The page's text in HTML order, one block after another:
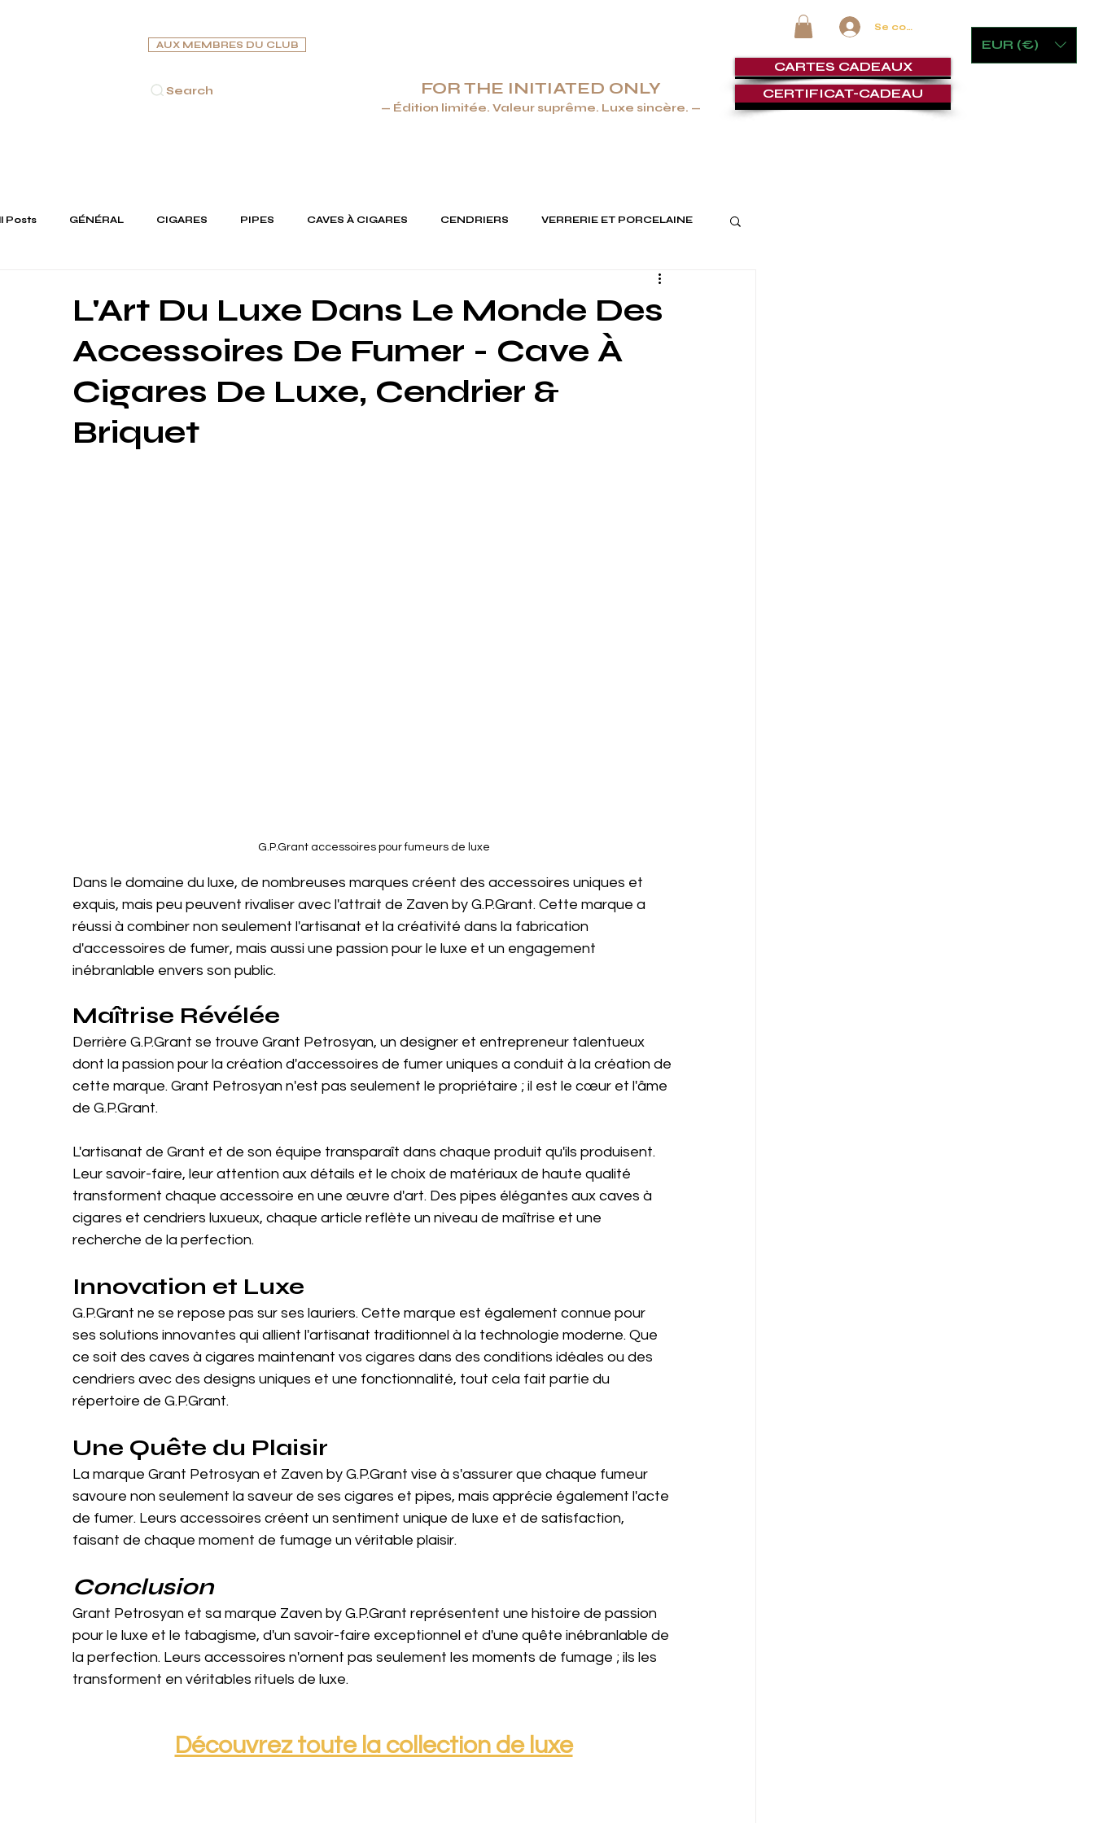
AUX MEMBRES DU CLUB
Search FOR THE INITIATED ONLY
— Édition limitée. Valeur suprême. Luxe sincère. —
Se connecter
CARTES CADEAUX
CERTIFICAT-CADEAU
EUR (€)
Posts GÉNÉRAL CIGARES PIPES CAVES À CIGARES CENDRIERS VERRERIE ET PORCELAINE
L'Art Du Luxe Dans Le Monde Des
Accessoires De Fumer - Cave À
Cigares De Luxe, Cendrier &
Briquet
G.P.Grant accessoires pour fumeurs de luxe
Dans le domaine du luxe, de nombreuses marques créent des accessoires uniques et
exquis, mais peu peuvent rivaliser avec l'attrait de Zaven by G.P.Grant. Cette marque a
réussi à combiner non seulement l'artisanat et la créativité dans la fabrication
d'accessoires de fumer, mais aussi une passion pour le luxe et un engagement
inébranlable envers son public.
Maîtrise Révélée
Derrière G.P.Grant se trouve Grant Petrosyan, un designer et entrepreneur talentueux
dont la passion pour la création d'accessoires de fumer uniques a conduit à la création de
cette marque. Grant Petrosyan n'est pas seulement le propriétaire ; il est le cœur et l'âme
de G.P.Grant.
L'artisanat de Grant et de son équipe transparaît dans chaque produit qu'ils produisent.
Leur savoir-faire, leur attention aux détails et le choix de matériaux de haute qualité
transforment chaque accessoire en une œuvre d'art. Des pipes élégantes aux caves à
cigares et cendriers luxueux, chaque article reflète un niveau de maîtrise et une
recherche de la perfection.
Innovation et Luxe
G.P.Grant ne se repose pas sur ses lauriers. Cette marque est également connue pour
ses solutions innovantes qui allient l'artisanat traditionnel à la technologie moderne. Que
ce soit des caves à cigares maintenant vos cigares dans des conditions idéales ou des
cendriers avec des designs uniques et une fonctionnalité, tout cela fait partie du
répertoire de G.P.Grant.
Une Quête du Plaisir
La marque Grant Petrosyan et Zaven by G.P.Grant vise à s'assurer que chaque fumeur
savoure non seulement la saveur de ses cigares et pipes, mais apprécie également l'acte
de fumer. Leurs accessoires créent un sentiment unique de luxe et de satisfaction,
faisant de chaque moment de fumage un véritable plaisir.
Conclusion
Grant Petrosyan et sa marque Zaven by G.P.Grant représentent une histoire de passion
pour le luxe et le tabagisme, d'un savoir-faire exceptionnel et d'une quête inébranlable de
la perfection. Leurs accessoires n'ornent pas seulement les moments de fumage ; ils les
transforment en véritables rituels de luxe.
Découvrez toute la collection de luxe